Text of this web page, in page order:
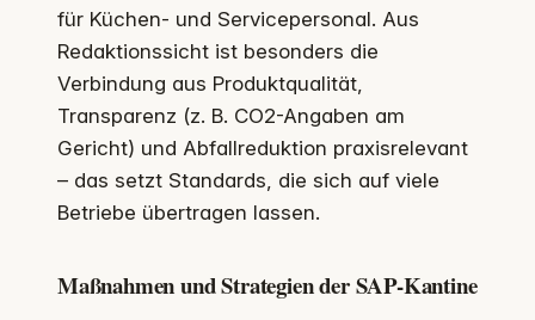
für Küchen- und Servicepersonal. Aus
Redaktionssicht ist besonders die
Verbindung aus Produktqualität,
Transparenz (z. B. CO2-Angaben am
Gericht) und Abfallreduktion praxisrelevant
– das setzt Standards, die sich auf viele
Betriebe übertragen lassen.
Maßnahmen und Strategien der SAP-Kantine